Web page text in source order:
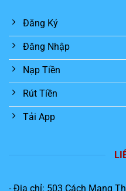
Đăng Ký
Đăng Nhập
Nạp Tiền
Rút Tiền
Tải App
- Địa chỉ: 503 Cách Mạng